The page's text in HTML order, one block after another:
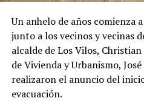
Un anhelo de años comienza
junto a los vecinos y vecinas
alcalde de Los Vilos,
de Vivienda y Urbanismo,
realizaron el anuncio del
evacuación.